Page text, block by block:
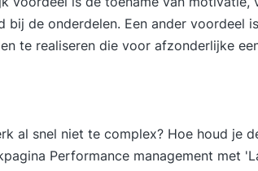
bij de onderdelen. Een ander voordeel
te realiseren die voor afzonderlijke
al snel niet te complex? Hoe houd je
Performance management met